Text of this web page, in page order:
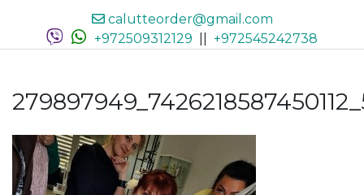
calutteorder@gmail.com
+972509312129
+972545242738